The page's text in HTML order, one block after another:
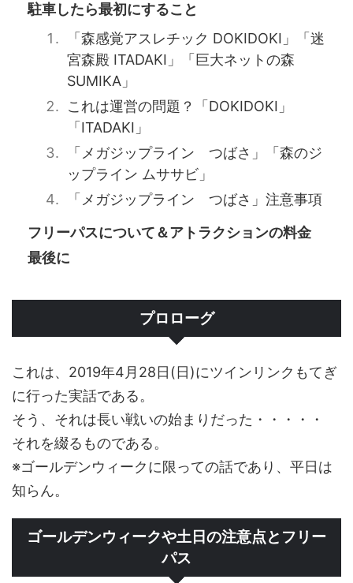
駐車したら最初にすること
「森感覚アスレチック DOKIDOKI」「迷
宮森殿 ITADAKI」「巨大ネットの森
SUMIKA」
これは運営の問題？「DOKIDOKI」
「ITADAKI」
「メガジップライン つばさ」「森のジ
ップライン ムササビ」
「メガジップライン つばさ」注意事項
フリーパスについて＆アトラクションの料金
最後に
プロローグ
これは、2019年4月28日(日)にツインリンクもてぎ
に行った実話である。
そう、それは長い戦いの始まりだった・・・・・
それを綴るものである。
※ゴールデンウィークに限っての話であり、平日は
知らん。
ゴールデンウィークや土日の注意点とフリー
パス